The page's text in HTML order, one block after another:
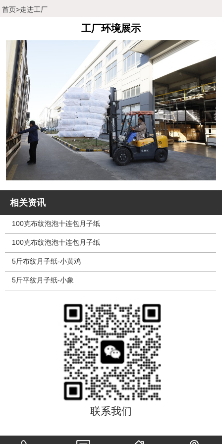
首页>走进工厂
工厂环境展示
相关资讯
100克布纹泡泡十连包月子纸
100克布纹泡泡十连包月子纸
5斤布纹月子纸-小黄鸡
5斤平纹月子纸-小象
联系我们